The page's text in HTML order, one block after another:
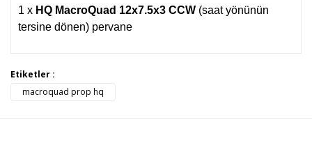
1 x HQ MacroQuad 12x7.5x3 CCW (saat yönünün
tersine dönen) pervane
Bu ürüne ilk yorumu siz yapın!
Bu ürünün fiyat bilgisi, resim, ürün açıklamalarında ve diğer
konularda yetersiz gördüğünüz noktaları öneri formunu
kullanarak tarafımıza iletebilirsiniz.
Etiketler :
macroquad prop hq